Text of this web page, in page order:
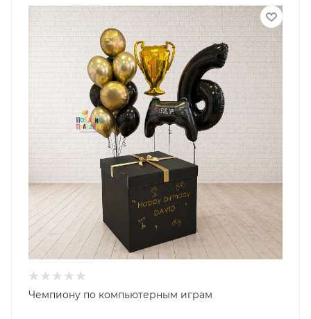
Чемпиону по компьютерным играм